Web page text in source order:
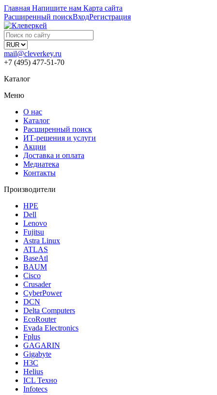
Главная Напишите нам Карта сайта
Расширенный поискВходРегистрация
mail@cleverkey.ru
+7 (495) 477-51-70
Каталог
Меню
О нас
Каталог
Расширенный поиск
ИТ-решения и услуги
Акции
Доставка и оплата
Медиатека
Контакты
Производители
HPE
Dell
Lenovo
Fujitsu
Astra Linux
ATLAS
BaseAtl
BAUM
Cisco
Crusader
CyberPower
DCN
Delta Computers
EcoRouter
Evada Electronics
Fplus
GAGARIN
Gigabyte
H3C
Helius
ICL Техно
Infotecs